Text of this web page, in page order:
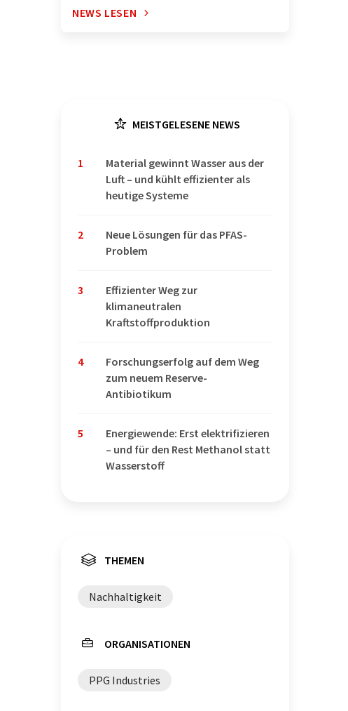
NEWS LESEN
MEISTGELESENE NEWS
1
Material gewinnt Wasser aus der
Luft – und kühlt effizienter als
heutige Systeme
2
Neue Lösungen für das PFAS-
Problem
3
Effizienter Weg zur
klimaneutralen
Kraftstoffproduktion
4
Forschungserfolg auf dem Weg
zum neuem Reserve-
Antibiotikum
5
Energiewende: Erst elektrifizieren
– und für den Rest Methanol statt
Wasserstoff
THEMEN
Nachhaltigkeit
ORGANISATIONEN
PPG Industries